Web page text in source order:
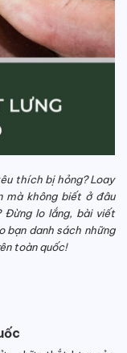
thích bị hỏng? Loay
không biết ở đâu
lo lắng, bài viết
bạn danh sách những
toàn quốc!